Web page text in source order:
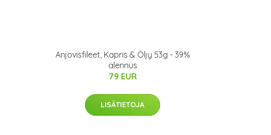
Anjovisfileet, Kapris & Öljy 53g - 39%
alennus
79 EUR
LISÄTIETOJA